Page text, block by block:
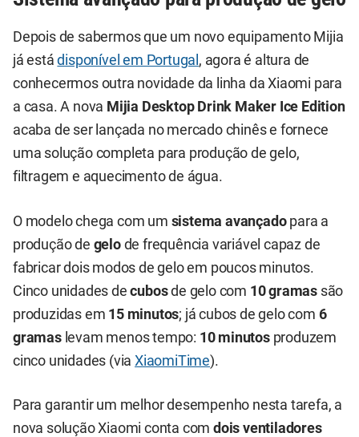
Depois de sabermos que um novo equipamento Mijia
já estádisponível em Portugal , agora é altura de
conhecermos outra novidade da linha da Xiaomi para
a casa. A nova Mijia Desktop Drink Maker Ice Edition
acaba de ser lançada no mercado chinês e fornece
uma solução completa para produção de gelo,
filtragem e aquecimento de água.
O modelo chega com um sistema avançadopara a
produção de gelo de frequência variável capaz de
fabricar dois modos de gelo em poucos minutos.
Cinco unidades decubosde gelo com 10 gramas são
produzidas em 15 minutos; já cubos de gelo com 6
gramaslevam menos tempo: 10 minutosproduzem
cinco unidades (viaXiaomiTime).
Para garantir um melhor desempenho nesta tarefa, a
nova solução Xiaomi conta comdois ventiladores